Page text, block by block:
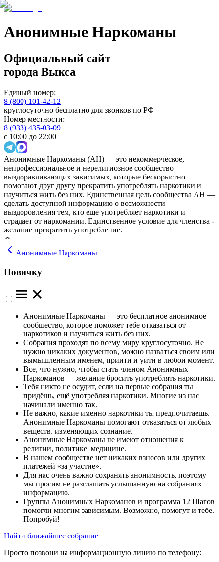
Анонимные Наркоманы
Официальный сайт
города Выкса
Единый номер:
8 (800) 101-42-12
круглосуточно бесплатно для звонков по РФ
Номер местности:
8 (933) 435-03-09
с 10:00 до 22:00
Анонимные Наркоманы (АН) — это некоммерческое,
непрофессиональное и нерелигиозное сообщество
выздоравливающих зависимых, которые бескорыстно
помогают друг другу прекратить употреблять наркотики и
научиться жить без них. Единственная цель сообщества АН —
сделать доступной информацию о возможности
выздоровления тем, кто еще употребляет наркотики и
страдает от наркомании. Единственное условие для членства -
желание прекратить употребление.
Анонимные Наркоманы
Новичку
Анонимные Наркоманы — это бесплатное анонимное
сообщество, которое поможет тебе отказаться от
наркотиков и научиться жить без них.
Собрания проходят по всему миру круглосуточно. Не
нужно никаких документов, можно назваться своим или
вымышленным именем, прийти и уйти в любой момент.
Все, что нужно, чтобы стать членом Анонимных
Наркоманов — желание бросить употреблять наркотики.
Тебя никто не осудит, если на первые собрания ты
придёшь, ещё употребляя наркотики. Многие из нас
начинали именно так.
Не важно, какие именно наркотики ты предпочитаешь.
Анонимные Наркоманы помогают отказаться от любых
веществ, изменяющих сознание.
Анонимные Наркоманы не имеют отношения к
религии, политике, медицине.
В нашем сообществе нет никаких взносов или других
платежей «за участие».
Для нас очень важно сохранять анонимность, поэтому
мы просим не разглашать услышанную на собраниях
информацию.
Группы Анонимных Наркоманов и программа 12 Шагов
помогли многим зависимым. Возможно, помогут и тебе.
Попробуй!
Найти ближайшее собрание
Просто позвони на информационную линию по телефону: